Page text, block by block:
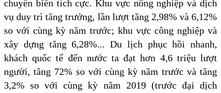
chuyển biến tích cực. Khu vực nông nghiệp và dịch
vụ duy trì tăng trưởng, lần lượt tăng 2,98% và 6,12%
so với cùng kỳ năm trước; khu vực công nghiệp và
xây dựng tăng 6,28%... Du lịch phục hồi nhanh,
khách quốc tế đến nước ta đạt hơn 4,6 triệu lượt
người, tăng 72% so với cùng kỳ năm trước và tăng
3,2% so với cùng kỳ năm 2019 (trước đại dịch